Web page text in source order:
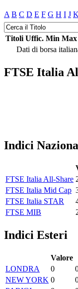
A B C D E F G H I J K
Titoli Uffic. Min Max
Dati di borsa
FTSE Italia
Indici
FTSE Italia All-Share
FTSE Italia Mid Cap
FTSE Italia STAR
FTSE MIB
Indici Esteri
Valore
LONDRA
0
NEW YORK 0